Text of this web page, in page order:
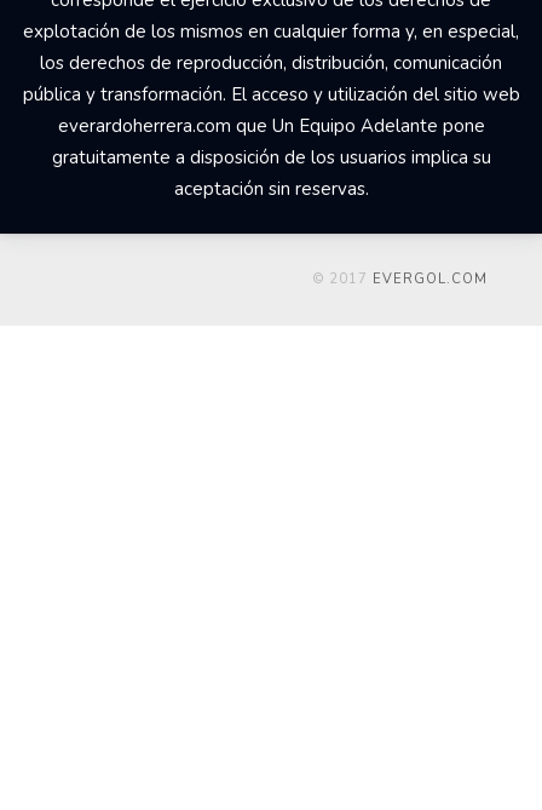
explotación de los mismos en cualquier forma y, en especial,
los derechos de reproducción, distribución, comunicación
pública y transformación. El acceso y utilización del sitio web
everardoherrera.com que Un Equipo Adelante pone
gratuitamente a disposición de los usuarios implica su
aceptación sin reservas.
© 2017 EVERGOL.COM